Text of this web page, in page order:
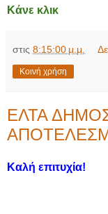
Κάνε κλικ
στις 8:15:00 μ.μ.
Κοινή χρήση
ΕΛΤΑ
Καλή επιτυχία!